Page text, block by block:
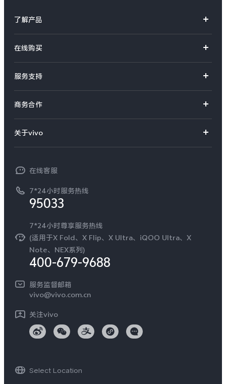
了解产品
S系列
Y系列
iQOO手机
T系列
NEX系列
在线购买
选购手机
选购配件
订单查询
服务支持
服务网点
查找手机
环保回收
安全公告
服务隐私政策
Log还原LUTs下载
vivo 办公套件
商务合作
开放平台
vivo 企业业务
廉正合规
国补营业执照
无线电发射设备销售备案
关于vivo
工作机会
新闻资讯
可持续发展
vivo 蔡司影像
开发者社区
蓝河操作系统
在线客服
7*24小时服务热线
95033
7*24小时尊享服务热线
(适用于X Fold、X Flip、X Ultra、iQOO Ultra、X
Note、NEX系列)
400-679-9688
服务监督邮箱
vivo@vivo.com.cn
关注vivo
Select Location